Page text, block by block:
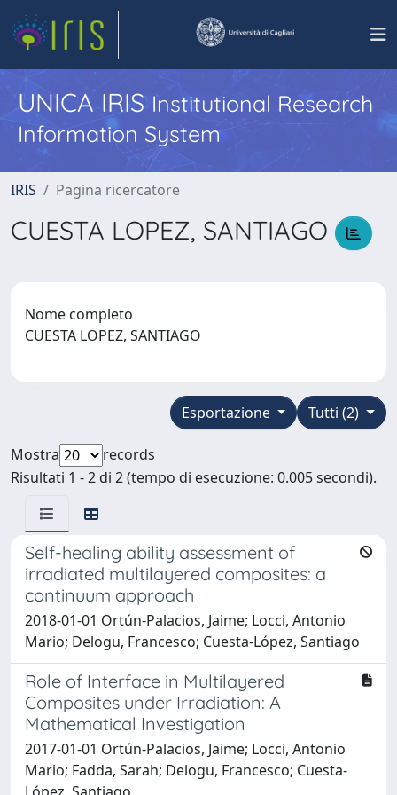
UNICA IRISInstitutional Research
Information System
IRIS Pagina ricercatore
CUESTA LOPEZ, SANTIAGO
Nome completo
CUESTA LOPEZ, SANTIAGO
Tutti (2)
Esportazione
Mostra
records
Risultati 1 - 2 di 2 (tempo di esecuzione: 0.005 secondi).
Self-healing ability assessment of
irradiated multilayered composites: a
continuum approach
2018-01-01 Ortún-Palacios, Jaime; Locci, Antonio
Mario; Delogu, Francesco; Cuesta-López, Santiago
Role of Interface in Multilayered
Composites under Irradiation: A
Mathematical Investigation
2017-01-01 Ortún-Palacios, Jaime; Locci, Antonio
Mario; Fadda, Sarah; Delogu, Francesco; Cuesta-